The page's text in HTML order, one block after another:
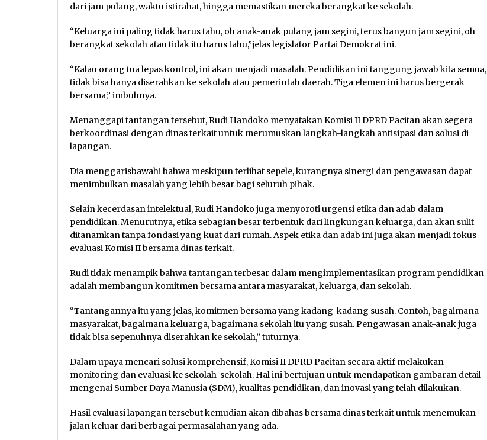
dari jam pulang, waktu istirahat, hingga memastikan mereka berangkat ke sekolah.
“Keluarga ini paling tidak harus tahu, oh anak-anak pulang jam segini, terus bangun jam segini, oh
berangkat sekolah atau tidak itu harus tahu,”jelas legislator Partai Demokrat ini.
“Kalau orang tua lepas kontrol, ini akan menjadi masalah. Pendidikan ini tanggung jawab kita semua,
tidak bisa hanya diserahkan ke sekolah atau pemerintah daerah. Tiga elemen ini harus bergerak
bersama,” imbuhnya.
Menanggapi tantangan tersebut, Rudi Handoko menyatakan Komisi II DPRD Pacitan akan segera
berkoordinasi dengan dinas terkait untuk merumuskan langkah-langkah antisipasi dan solusi di
lapangan.
Dia menggarisbawahi bahwa meskipun terlihat sepele, kurangnya sinergi dan pengawasan dapat
menimbulkan masalah yang lebih besar bagi seluruh pihak.
Selain kecerdasan intelektual, Rudi Handoko juga menyoroti urgensi etika dan adab dalam
pendidikan. Menurutnya, etika sebagian besar terbentuk dari lingkungan keluarga, dan akan sulit
ditanamkan tanpa fondasi yang kuat dari rumah. Aspek etika dan adab ini juga akan menjadi fokus
evaluasi Komisi II bersama dinas terkait.
Rudi tidak menampik bahwa tantangan terbesar dalam mengimplementasikan program pendidikan
adalah membangun komitmen bersama antara masyarakat, keluarga, dan sekolah.
“Tantangannya itu yang jelas, komitmen bersama yang kadang-kadang susah. Contoh, bagaimana
masyarakat, bagaimana keluarga, bagaimana sekolah itu yang susah. Pengawasan anak-anak juga
tidak bisa sepenuhnya diserahkan ke sekolah,” tuturnya.
Dalam upaya mencari solusi komprehensif, Komisi II DPRD Pacitan secara aktif melakukan
monitoring dan evaluasi ke sekolah-sekolah. Hal ini bertujuan untuk mendapatkan gambaran detail
mengenai Sumber Daya Manusia (SDM), kualitas pendidikan, dan inovasi yang telah dilakukan.
Hasil evaluasi lapangan tersebut kemudian akan dibahas bersama dinas terkait untuk menemukan
jalan keluar dari berbagai permasalahan yang ada.